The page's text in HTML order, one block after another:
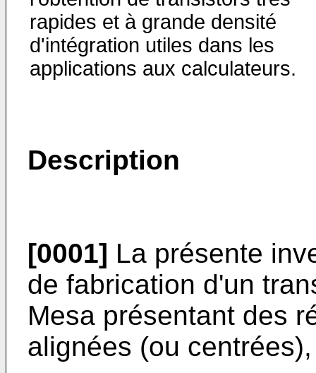
rapides et à grande densité
d'intégration utiles dans les
applications aux calculateurs.
Description
[0001] La présente
de fabrication d'un
Mesa présentant des
alignées (ou